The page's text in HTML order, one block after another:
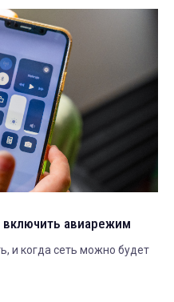
включить авиарежим
и когда сеть можно будет